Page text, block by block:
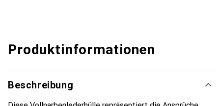
Produktinformationen
Beschreibung